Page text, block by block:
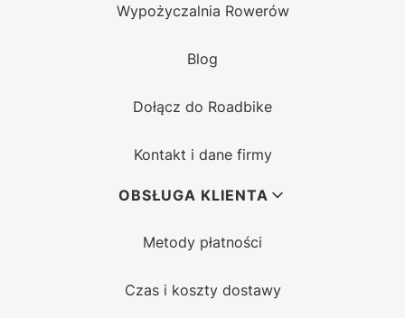
Wypożyczalnia Rowerów
Blog
Dołącz do Roadbike
Kontakt i dane firmy
OBSŁUGA KLIENTA
Metody płatności
Czas i koszty dostawy